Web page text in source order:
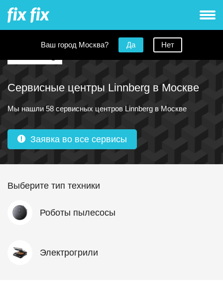
Ваш город Москва? Да Нет
Сервисные центры Linnberg в Москве
Мы нашли 58 сервисных центров Linnberg в Москве
Заявка во все сервисы
Выберите тип техники
Роботы пылесосы
Электрогрили